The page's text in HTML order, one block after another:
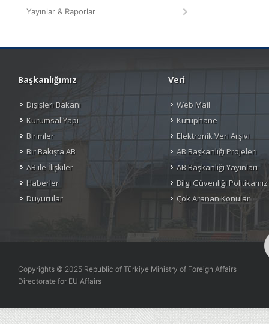
Yayınlar & Raporlar
Başkanlığımız
Dışişleri Bakanı
Kurumsal Yapı
Birimler
Bir Bakışta AB
AB ile İlişkiler
Haberler
Duyurular
Veri
Web Mail
Kütüphane
Elektronik Veri Arşivi
AB Başkanlığı Projeleri
AB Başkanlığı Yayınları
Bilgi Güvenliği Politikamız
Çok Aranan Konular
Copyrights © 2025 Republic of Türkiye Ministry of Foreign Affairs
Directorate for EU Affairs